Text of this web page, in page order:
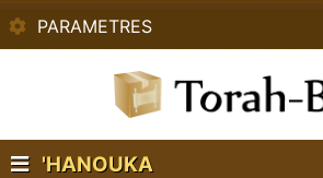
PARAMETRES
'HANOUKA